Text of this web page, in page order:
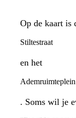
Op de kaart is
Stiltestraat
en het
Ademruimteplein
. Soms wil je